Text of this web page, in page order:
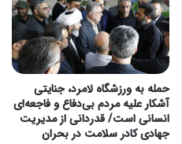
حمله به ورزشگاه لامرد، جنایتی
آشکار علیه مردم بی‌دفاع و فاجعه‌ای
انسانی است/ قدردانی از مدیریت
جهادی کادر سلامت در بحران